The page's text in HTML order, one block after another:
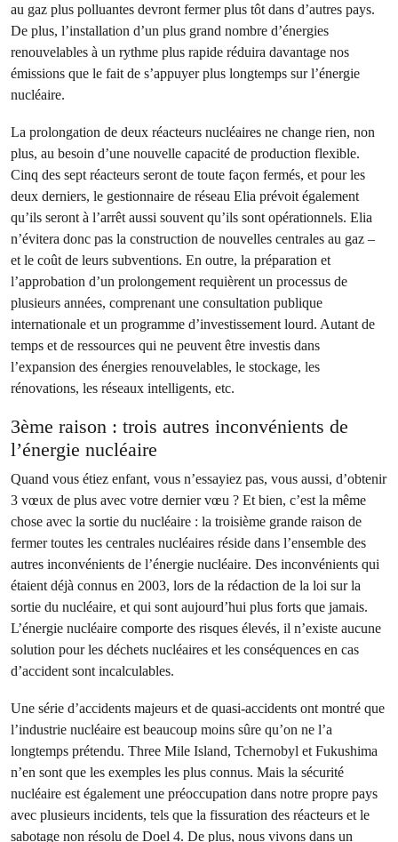
au gaz plus polluantes devront fermer plus tôt dans d’autres pays.
De plus, l’installation d’un plus grand nombre d’énergies
renouvelables à un rythme plus rapide réduira davantage nos
émissions que le fait de s’appuyer plus longtemps sur l’énergie
nucléaire.
La prolongation de deux réacteurs nucléaires ne change rien, non
plus, au besoin d’une nouvelle capacité de production flexible.
Cinq des sept réacteurs seront de toute façon fermés, et pour les
deux derniers, le gestionnaire de réseau Elia prévoit également
qu’ils seront à l’arrêt aussi souvent qu’ils sont opérationnels. Elia
n’évitera donc pas la construction de nouvelles centrales au gaz –
et le coût de leurs subventions. En outre, la préparation et
l’approbation d’un prolongement requièrent un processus de
plusieurs années, comprenant une consultation publique
internationale et un programme d’investissement lourd. Autant de
temps et de ressources qui ne peuvent être investis dans
l’expansion des énergies renouvelables, le stockage, les
rénovations, les réseaux intelligents, etc.
3ème raison : trois autres inconvénients de
l’énergie nucléaire
Quand vous étiez enfant, vous n’essayiez pas, vous aussi, d’obtenir
3 vœux de plus avec votre dernier vœu ? Et bien, c’est la même
chose avec la sortie du nucléaire : la troisième grande raison de
fermer toutes les centrales nucléaires réside dans l’ensemble des
autres inconvénients de l’énergie nucléaire. Des inconvénients qui
étaient déjà connus en 2003, lors de la rédaction de la loi sur la
sortie du nucléaire, et qui sont aujourd’hui plus forts que jamais.
L’énergie nucléaire comporte des risques élevés, il n’existe aucune
solution pour les déchets nucléaires et les conséquences en cas
d’accident sont incalculables.
Une série d’accidents majeurs et de quasi-accidents ont montré que
l’industrie nucléaire est beaucoup moins sûre qu’on ne l’a
longtemps prétendu. Three Mile Island, Tchernobyl et Fukushima
n’en sont que les exemples les plus connus. Mais la sécurité
nucléaire est également une préoccupation dans notre propre pays
avec plusieurs incidents, tels que la fissuration des réacteurs et le
sabotage non résolu de Doel 4. De plus, nous vivons dans un